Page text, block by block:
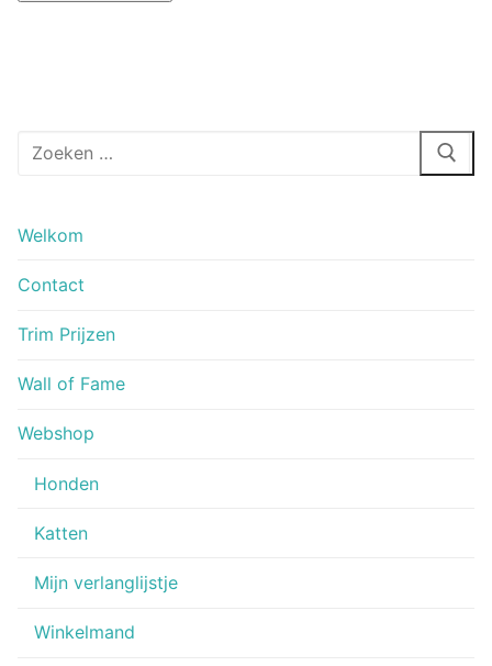
Zoeken
Welkom
Contact
Trim Prijzen
Wall of Fame
Webshop
Honden
Katten
Mijn verlanglijstje
Winkelmand